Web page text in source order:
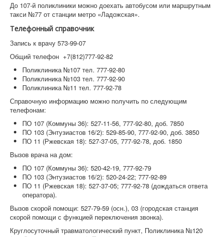
До 107-й поликлиники можно доехать автобусом или маршрутным
такси №77 от станции метро «Ладожская».
Телефонный справочник
Запись к врачу 573-99-07
Общий телефон +7(812)777-92-82
Поликлиника №107 тел. 777-92-80
Поликлиника №103 тел. 777-92-90
Поликлиника №11 тел. 777-92-78
Справочную информацию можно получить по следующим
телефонам:
ПО 107 (Коммуны 36): 527-11-56, 777-92-80, доб. 7850
ПО 103 (Энтузиастов 16/2): 529-85-90, 777-92-90, доб. 3850
ПО 11 (Ржевская 18): 527-37-05, 777-92-78, доб. 1850
Вызов врача на дом:
ПО 107 (Коммуны 36): 520-42-19, 777-92-79
ПО 103 (Энтузиастов 16/2): 520-24-22; 777-92-89
ПО 11 (Ржевская 18): 527-37-05; 777-92-78 (дождаться ответа
оператора).
Вызов скорой помощи: 527-79-59 (осн.), 03 (городская станция
скорой помощи с функцией переключения звонка).
Круглосуточный травматологический пункт, Поликлиника №120